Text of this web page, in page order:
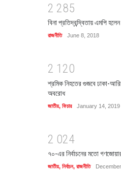
2 285
বিনা প্রতিদ্বন্দ্বিতায় এমপি
রাজনীতি June 8, 2018
2 1 20
শ্রমিক নিহতের গুজবে ঢাকা-
অবরোধ
জাতীয়, ফিচার January 14, 2019
2 024
৭০-এর নির্বাচনের মতো গণজোয়ার
জাতীয়, নির্বাচন, রাজনীতি